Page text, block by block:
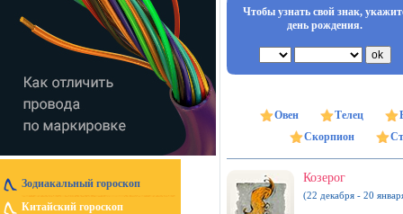
Зодиакальный гороскоп
Китайский гороскоп
Чтобы узнать свой знак,
день рождения.
Овен Телец
Скорпион
Козерог
(22 декабря - 20